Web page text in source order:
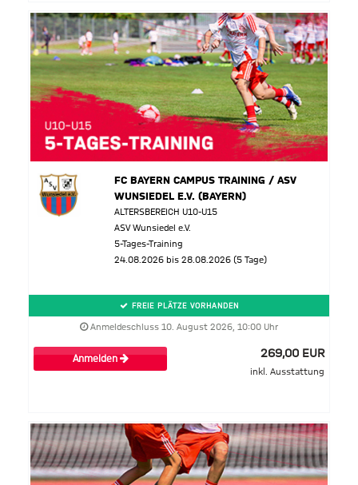
FC BAYERN CAMPUS TRAINING / ASV
WUNSIEDEL E.V. (BAYERN)
ALTERSBEREICH U10-U15
ASV Wunsiedel e.V.
5-Tages-Training
24.08.2026 bis 28.08.2026 (5 Tage)
FREIE PLÄTZE VORHANDEN
Anmeldeschluss 10. August 2026, 10:00 Uhr
Anmelden 269,00 EUR
inkl. Ausstattung